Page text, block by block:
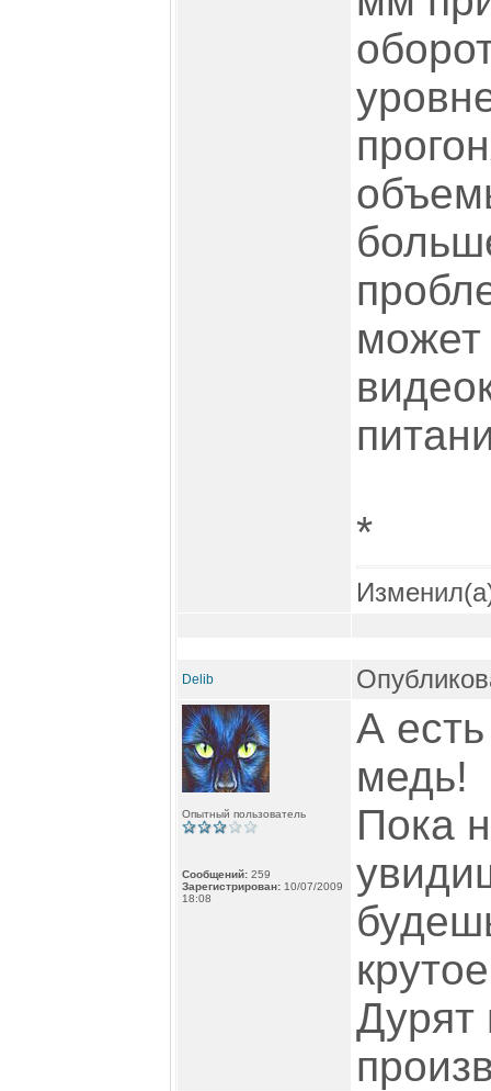
*
Delib
Опытный пользователь
Сообщений: 259
Зарегистрирован: 10/07/2009
18:08
А
медь!
Пока
Дурят